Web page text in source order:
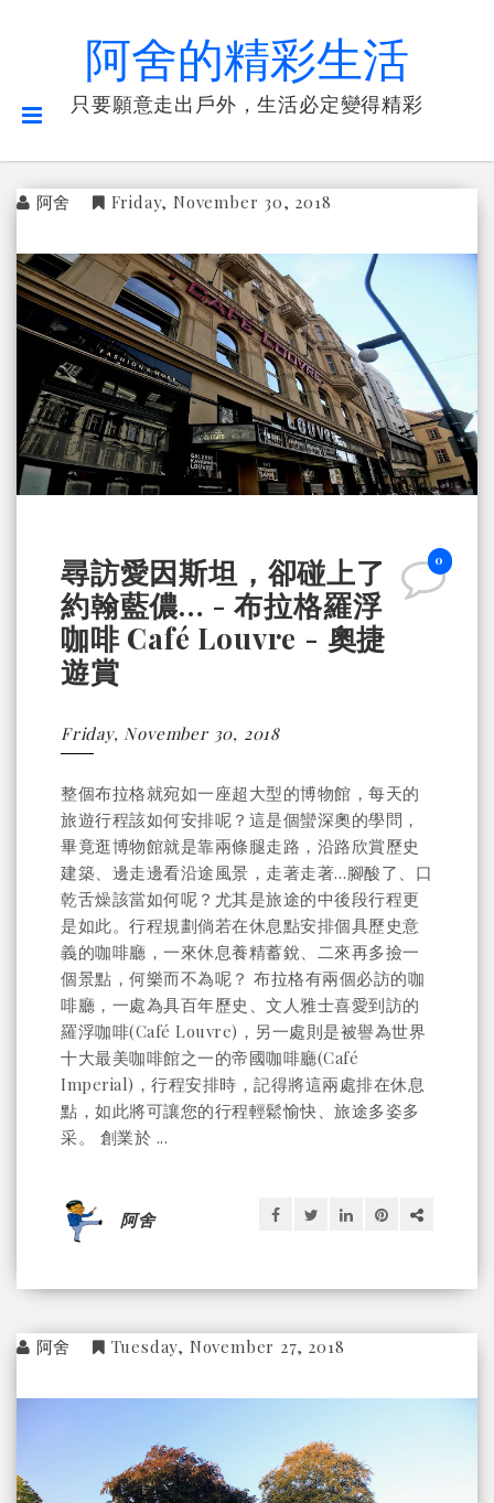
阿舍的精彩生活
只要願意走出戶外，生活必定變得精彩
阿舍 Friday, November 30, 2018
0
尋訪愛因斯坦，卻碰上了
約翰藍儂… - 布拉格羅浮
咖啡 Café Louvre - 奧捷
遊賞
Friday, November 30, 2018
整個布拉格就宛如一座超大型的博物館，每天的
旅遊行程該如何安排呢？這是個蠻深奧的學問，
畢竟逛博物館就是靠兩條腿走路，沿路欣賞歷史
建築、邊走邊看沿途風景，走著走著…腳酸了、口
乾舌燥該當如何呢？尤其是旅途的中後段行程更
是如此。行程規劃倘若在休息點安排個具歷史意
義的咖啡廳，一來休息養精蓄銳、二來再多撿一
個景點，何樂而不為呢？ 布拉格有兩個必訪的咖
啡廳，一處為具百年歷史、文人雅士喜愛到訪的
羅浮咖啡(Café Louvre)，另一處則是被譽為世界
十大最美咖啡館之一的帝國咖啡廳(Café
Imperial)，行程安排時，記得將這兩處排在休息
點，如此將可讓您的行程輕鬆愉快、旅途多姿多
采。 創業於 ...
阿舍
阿舍 Tuesday, November 27, 2018